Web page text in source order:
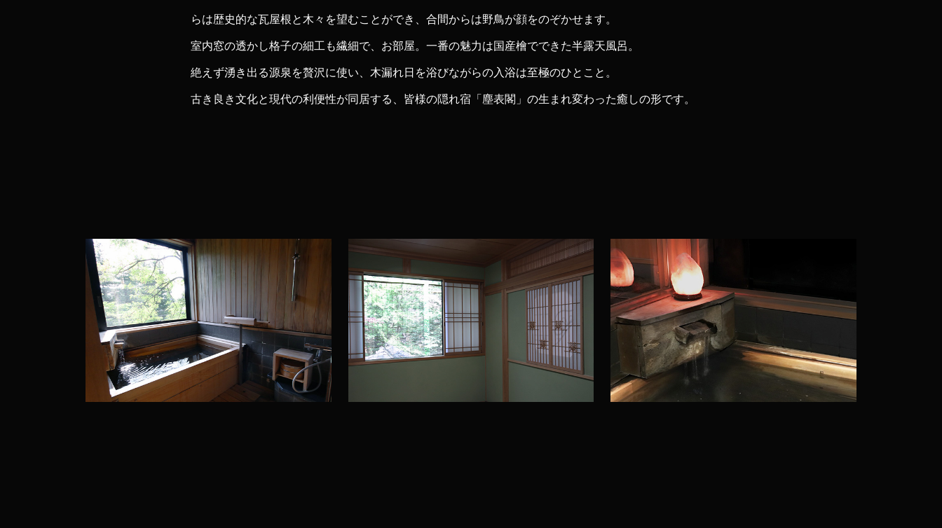
らは歴史的な瓦屋根と木々を望むことができ、合間からは野鳥が顔をのぞかせます。
室内窓の透かし格子の細工も繊細で、お部屋。一番の魅力は国産檜でできた半露天風呂。
絶えず湧き出る源泉を贅沢に使い、木漏れ日を浴びながらの入浴は至極のひとこと。
古き良き文化と現代の利便性が同居する、皆様の隠れ宿「塵表閣」の生まれ変わった癒しの形です。